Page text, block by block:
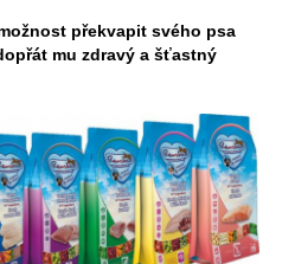
překvapit svého psa
mu zdravý a šťastný